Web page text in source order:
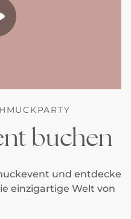
buchen
und entdecke
einzigartige Welt von